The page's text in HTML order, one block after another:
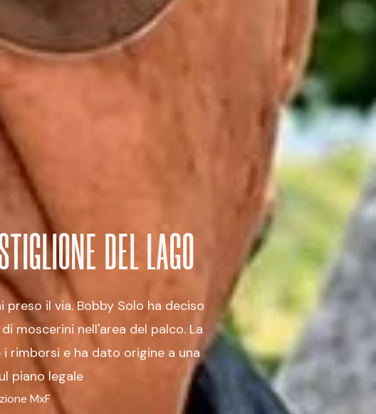
DEL LAGO
il via. Bobby Solo ha deciso
moscerini nell'area del palco. La
rimborsi e ha dato origine a una
piano legale
MxF